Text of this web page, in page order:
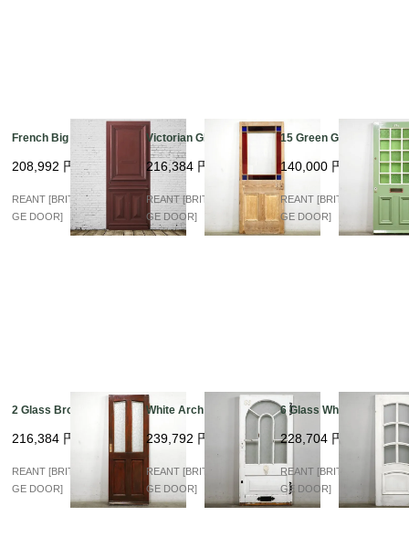
French Big Panel
208,992 円
REANT [BRITISH VINTA
GE DOOR]
Victorian Glass
216,384 円
REANT [BRITISH VINTA
GE DOOR]
15 Green Glas 37D
140,000 円
REANT [BRITISH VINTA
GE DOOR]
2 Glass Brown
216,384 円
REANT [BRITISH VINTA
GE DOOR]
White Arch Glass
239,792 円
REANT [BRITISH VINTA
GE DOOR]
6 Glass White
228,704 円
REANT [BRITISH VINTA
GE DOOR]